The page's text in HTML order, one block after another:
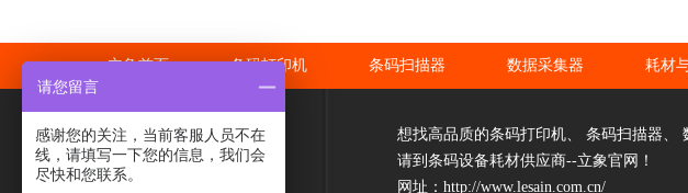
立象首页 条码打印机 条码扫描器 数据采集器 耗材
想找高品质的条码打印机、 条码扫描器、
请到条码设备耗材供应商--立象官网！
网址： http://www.lesain.com.cn/
请您留言
感谢您的关注，当前客服人员不在
线，请填写一下您的信息，我们会
尽快和您联系。